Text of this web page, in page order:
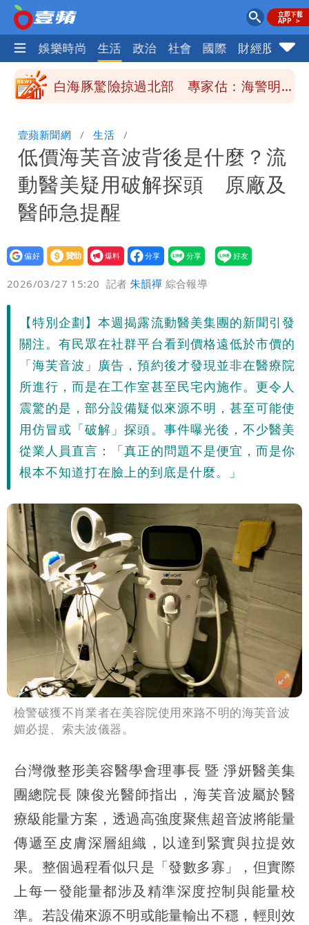
熱門 娛樂時尚 生活 政治 社會 國際 財經股市
變強」 路徑分歧藏警訊：不利強度維持
高希均辭世享耆壽90歲 畢生推動閱讀
與進步觀念
內馬爾開到「寶可夢神包」後徹底入坑
砸重金再買一整桌卡盒
白海豚驚險掠過北部 專家估：海警明發
「終於能交代」 捐500萬獎學金延續愛
白海豚颱風逼近！鄭明典示警「恐遇黑潮
變強」 路徑分歧藏警訊：不利強度維持
壹蘋新聞網 生活
低價海芙音波背後是什麼？流
動醫美疑用破解探頭 原廠及
醫師急提醒
設為
贊助
我要
爆料
2026/03/27 15:20 記者朱韻禪 綜合報導
【特別企劃】本週揭露流動醫美集團的新聞引發
關注。有民眾在社群平台看到價格遠低於市價的
「海芙音波」廣告，預約後才發現並非在醫療院
所進行，而是在工作室甚至民宅內施作。更令人
震驚的是，部分設備疑似來源不明，甚至可能使
用仿冒或「破解」探頭。事件曝光後，不少醫美
從業人員直言：「真正的問題不是便宜，而是你
根本不知道打在臉上的到底是什麼。」
檢警破獲不肖業者在美容院使用來路不明的海芙音波
媚必提、索夫波儀器。
台灣微整形美容醫學會理事長 暨 淨妍醫美集
團總院長 陳俊光醫師指出，海芙音波屬於醫
療級能量方案，透過高強度聚焦超音波將能量
傳遞至皮膚深層組織，以達到緊實與拉提效
果。整個過程看似只是「發數多寡」，但實際
上每一發能量都涉及精準深度控制與能量校
準。若設備來源不明或能量輸出不穩，輕則效